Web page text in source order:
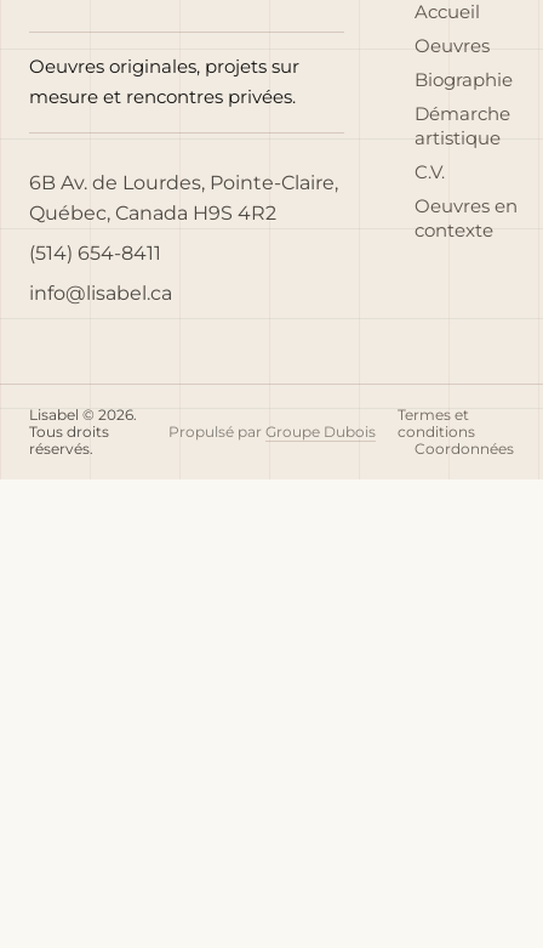
Oeuvres originales, projets sur
mesure et rencontres privées.
6B Av. de Lourdes, Pointe-Claire,
Québec, Canada H9S 4R2
(514) 654-8411
info@lisabel.ca
Accueil
Oeuvres
Biographie
Démarche
artistique
C.V.
Oeuvres en
contexte
Lisabel © 2026.
Tous droits
réservés.
Propulsé par Groupe Dubois
Termes et
conditions
Coordonnées